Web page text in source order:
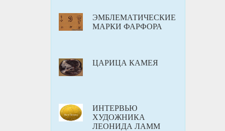
ЭМБЛЕМАТИЧЕСКИЕ
МАРКИ ФАРФОРА
ЦАРИЦА КАМЕЯ
ИНТЕРВЬЮ
ХУДОЖНИКА
ЛЕОНИДА ЛАММ